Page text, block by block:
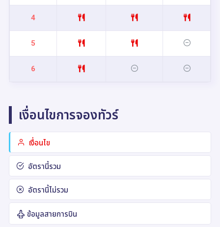
4
5
6
เงื่อนไขการจองทัวร์
เงื่อนไข
อัตรานี้รวม
อัตรานี้ไม่รวม
ข้อมูลสายการบิน